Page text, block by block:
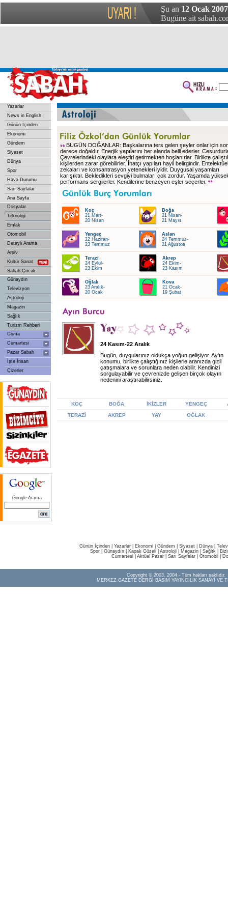
Şu an 12 Ocak
Bugüne ait
Yazarlar
News in English
Günün İçinden
Ekonomi
Gündem
Siyaset
Dünya
Spor
Hava Durumu
Sarı Sayfalar
Ana Sayfa
Dosyalar
Teknoloji
Emlak
Otomobil
Detaylı Arama
Arşiv
Kültür Sanat
Sabah Çocuk
Günaydın
Televizyon
Astroloji
Magazin
Sağlık
Turizm Rehberi
Cuma
Cumartesi
Pazar Sabah
İşte İnsan
Çizerler
Google Arama
BUGÜN DOĞANLAR: Başkalarına ters gelen şeyler onlar için
derece doğaldır. Enerjik yapılarını her alanda belli ederler.
Çevrelerindeki olaylara eleştiri getirmekten hoşlanırlar. Birlikte
kişilerden zarar görebilirler. İnatçı yapıları hayli belirgindir. Entelektüel
zekaları ve konsantrasyon yetenekleri iyidir. Duygusal yaşamları
karışıktır. Bekledikleri sevgiyi bulmaları çok zordur. Yaşamda
performans sergilerler. Kendilerine benzeyen eşler seçerler.
Koç
21 Mart-
20 Nisan
Boğa
21 Nisan-
21 Mayıs
Yengeç
22 Haziran-
23 Temmuz
Aslan
24 Temmuz-
21 Ağustos
Terazi
24 Eylül-
23 Ekim
Akrep
24 Ekim-
23 Kasım
Oğlak
23 Aralık-
20 Ocak
Kova
21 Ocak-
19 Şubat
24 Kasım-22 Aralık
Bugün, duygularınız oldukça yoğun gelişiyor. Ay'ın
konumu, birlikte çalıştığınız kişilerle aranızda gizli
çatışmalara ve sorunlara neden olabilir. Kendinizi
sorgulayabilir ve çevrenizde gelişen birçok olayın
nedenini araştırabilirsiniz.
KOÇ BOĞA İKİZLER YENGEÇ
TERAZİ
AKREP YAY OĞLAK
Günün İçinden Yazarlar Ekonomi Gündem Siyaset Dünya |
Spor
Günaydın Kapak Güzeli Astroloji Magazin Sağlık
Cumartesi| Aktüel Pazar| Sarı Sayfalar| Otomobil
Copyright © 2003, 2004 - Tüm hakları saklıdır.
MERKEZ GAZETE DERGİ BASIM YAYINCILIK SANAYİ VE